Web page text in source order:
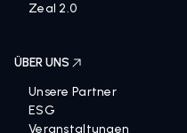
Zeal 2.0
ÜBER UNS
Unsere Partner
ESG
Veranstaltungen